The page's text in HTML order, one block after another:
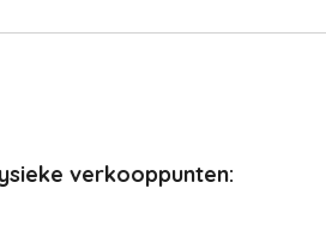
verkooppunten: